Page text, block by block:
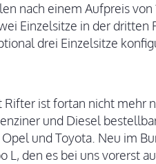
nach einem Aufpreis
Einzelsitze in der
drei Einzelsitze
Rifter ist fortan nicht mehr
und Diesel
und Toyota. Neu im
L, den es bei uns vorerst